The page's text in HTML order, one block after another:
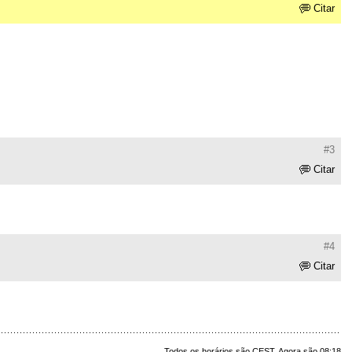
Citar
#3
Citar
#4
Citar